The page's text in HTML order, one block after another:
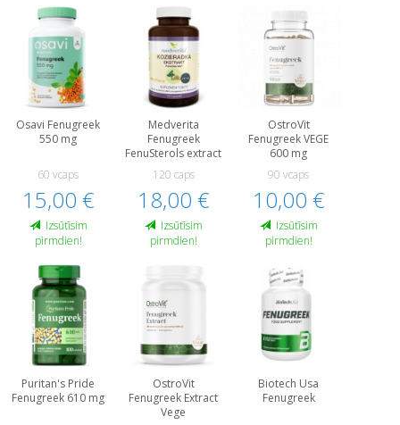
Osavi Fenugreek
550 mg
60 vcaps
15,00 €
Izsūtīsim
pirmdien!
Medverita
Fenugreek
FenuSterols extract
120 caps
18,00 €
Izsūtīsim
pirmdien!
OstroVit
Fenugreek VEGE
600 mg
90 vcaps
10,00 €
Izsūtīsim
pirmdien!
Puritan's Pride
Fenugreek 610 mg
OstroVit
Fenugreek Extract
Vege
Biotech Usa
Fenugreek